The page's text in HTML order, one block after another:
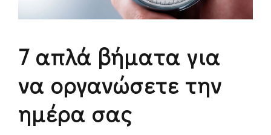
7 απλά βήματα για
να οργανώσετε την
ημέρα σας